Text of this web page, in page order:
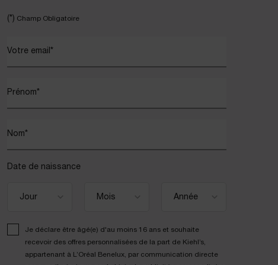
(*) Champ Obligatoire
Votre email *
Prénom*
Nom*
Date de naissance
Je déclare être âgé(e) d'au moins 16 ans et souhaite
recevoir des offres personnalisées de la part de Kiehl’s,
appartenant à L’Oréal Benelux, par communication directe